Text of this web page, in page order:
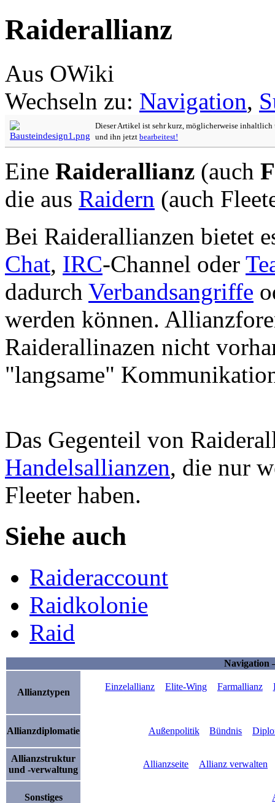
Raiderallianz
Aus OWiki
Wechseln zu: Navigation,
Dieser Artikel ist sehr kurz, möglicherweise
und ihn jetzt bearbeitest!
Eine Raiderallianz (auch
die aus Raidern (auch
Bei Raiderallianzen bietet
Chat, IRC-Channel oder
dadurch Verbandsangriffe
werden können.
Raiderallinazen nicht
"langsame"
Das Gegenteil von
Handelsallianzen, die nur
Fleeter haben.
Siehe auch
Raideraccount
Raidkolonie
Raid
Navigation
Allianztypen
Einzelallianz Elite-Wing Farmallianz
Allianzdiplomatie Außenpolitik Bündnis
Allianzstruktur
und -verwaltung
Allianzseite Allianz verwalten
Sonstiges